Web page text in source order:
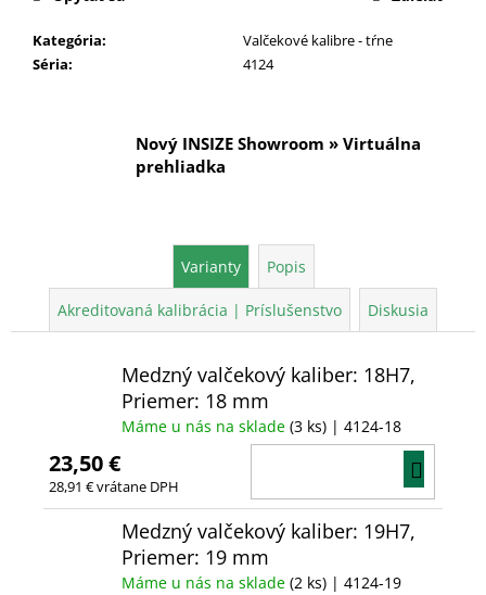
Kategória:
Valčekové kalibre - tŕne
Séria: 4124
Nový INSIZE Showroom » Virtuálna
prehliadka
Varianty Popis
Akreditovaná kalibrácia | Príslušenstvo Diskusia
Medzný valčekový kaliber: 18H7,
Priemer: 18 mm
Máme u nás na sklade (3 ks) | 4124-18
23,50 €
28,91 € vrátane DPH
Medzný valčekový kaliber: 19H7,
Priemer: 19 mm
Máme u nás na sklade (2 ks) | 4124-19